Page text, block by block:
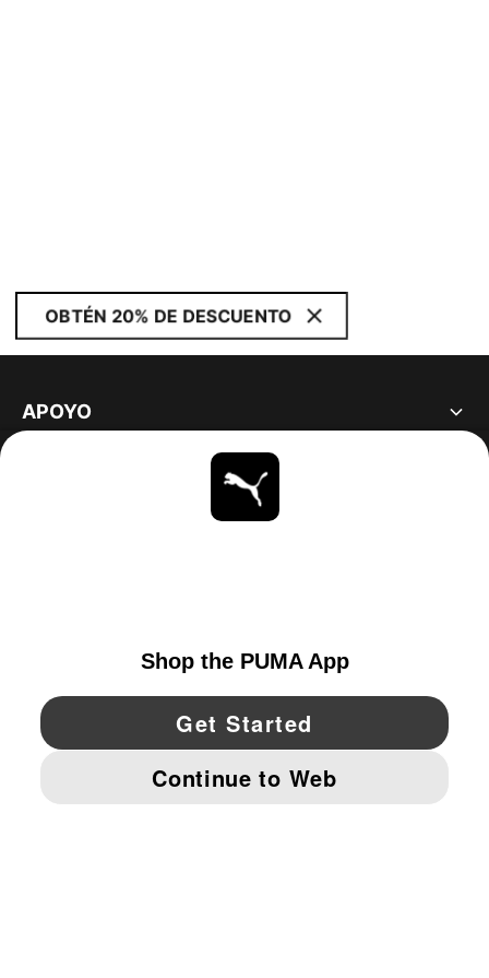
OBTÉN 20% DE DESCUENTO
APOYO
YouTube Twitter Pinterest
IMPRINT AND LEGAL DATA